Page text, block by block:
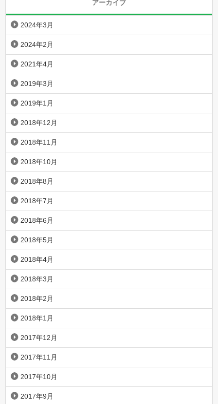
アーカイブ
2024年3月
2024年2月
2021年4月
2019年3月
2019年1月
2018年12月
2018年11月
2018年10月
2018年8月
2018年7月
2018年6月
2018年5月
2018年4月
2018年3月
2018年2月
2018年1月
2017年12月
2017年11月
2017年10月
2017年9月